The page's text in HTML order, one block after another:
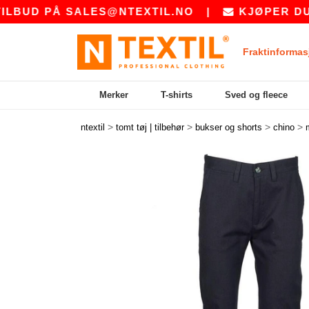
PÅSALES@NTEXTIL.NO| KJØPER DU
Merker T-shirts Sved og fleece
ntextil > tomt tøj | tilbehør > bukser og shorts > chino >